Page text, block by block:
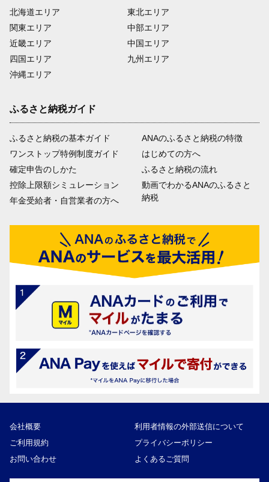
北海道エリア
関東エリア
近畿エリア
四国エリア
沖縄エリア
東北エリア
中部エリア
中国エリア
九州エリア
ふるさと納税ガイド
ふるさと納税の基本ガイド
ワンストップ特例制度ガイド
確定申告のしかた
控除上限額シミュレーション
年金受給者・自営業者の方へ
ANAのふるさと納税の特徴
はじめての方へ
ふるさと納税の流れ
動画でわかるANAのふるさと
納税
会社概要
利用者情報の外部送信について
ご利用規約
プライバシーポリシー
お問い合わせ
よくあるご質問